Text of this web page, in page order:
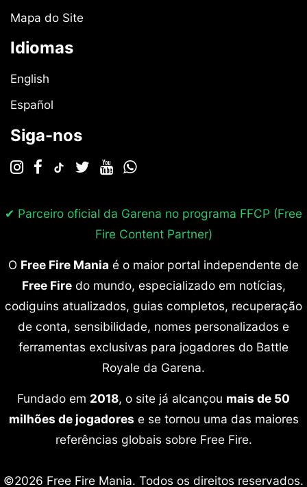
Mapa do Site
Idiomas
English
Español
Siga-nos
✔ Parceiro oficial da Garena no programa FFCP (Free
Fire Content Partner)
O Free Fire Mania é o maior portal independente de
Free Firedo mundo, especializado em notícias,
codiguins atualizados, guias completos, recuperação
de conta, sensibilidade, nomes personalizados e
ferramentas exclusivas para jogadores do Battle
Royale da Garena.
Fundado em 2018, o site já alcançou mais de 50
milhões de jogadores e se tornou uma das maiores
referências globais sobre Free Fire.
©2026 Free Fire Mania. Todos os direitos reservados.